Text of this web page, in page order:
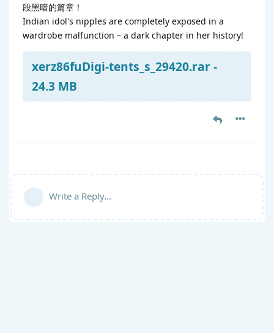
段黑暗的篇章！
Indian idol's nipples are completely exposed in a
wardrobe malfunction – a dark chapter in her history!
xerz86fuDigi-tents_s_29420.rar -
24.3 MB
Write a Reply...